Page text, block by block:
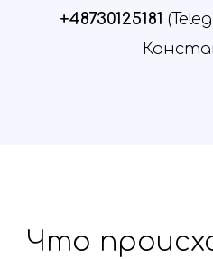
+48730125181
Что